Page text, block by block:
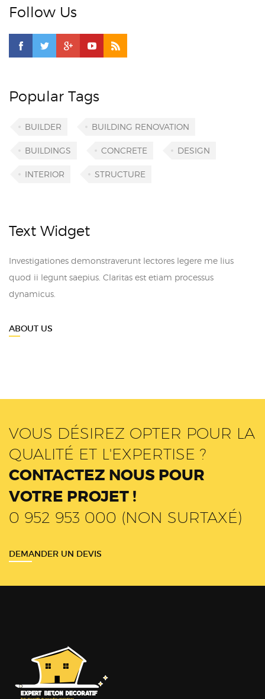
Follow Us
Popular Tags
BUILDER BUILDING RENOVATION
BUILDINGS CONCRETE DESIGN
INTERIOR STRUCTURE
Text Widget
Investigationes demonstraverunt lectores legere me lius
quod ii legunt saepius. Claritas est etiam processus
dynamicus.
ABOUT US
VOUS DÉSIREZ OPTER POUR LA
QUALITÉ ET L'EXPERTISE ?
CONTACTEZ NOUS POUR
VOTRE PROJET !
0 952 953 000 (NON SURTAXÉ)
DEMANDER UN DEVIS